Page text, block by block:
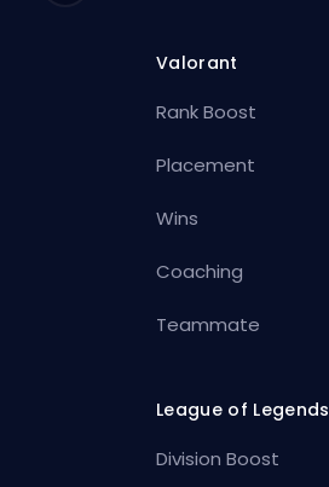
Valorant
Rank Boost
Placement
Wins
Coaching
Teammate
League of Legends
Division Boost